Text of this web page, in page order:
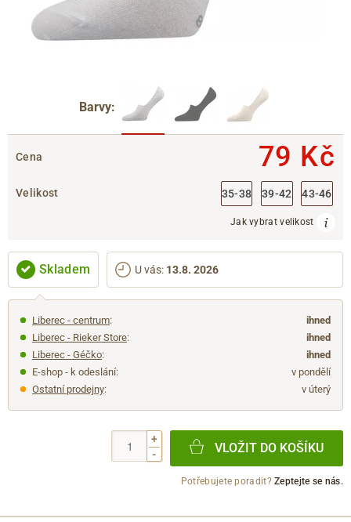
Barvy:
Cena 79 Kč
Velikost 35-38 39-42 43-46
Jak vybrat velikost
Skladem U vás: 13.8. 2026
Liberec - centrum:
ihned
Liberec - Rieker Store:
ihned
Liberec - Géčko:
ihned
E-shop - k odeslání:
v pondělí
Ostatní prodejny: v úterý
+
-
VLOŽIT DO KOŠÍKU
Potřebujete poradit?Zeptejte se nás.